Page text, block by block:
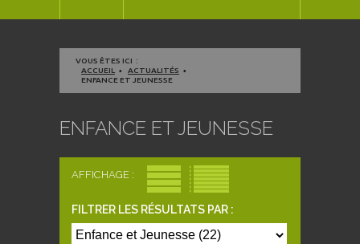
VOUS ÊTES ICI :
ACCUEIL
ACTUALITÉS
ENFANCE ET JEUNESSE
ENFANCE ET JEUNESSE
AFFICHAGE :
FILTRER LES RÉSULTATS PAR :